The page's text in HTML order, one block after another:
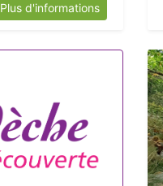
Plus d'informations